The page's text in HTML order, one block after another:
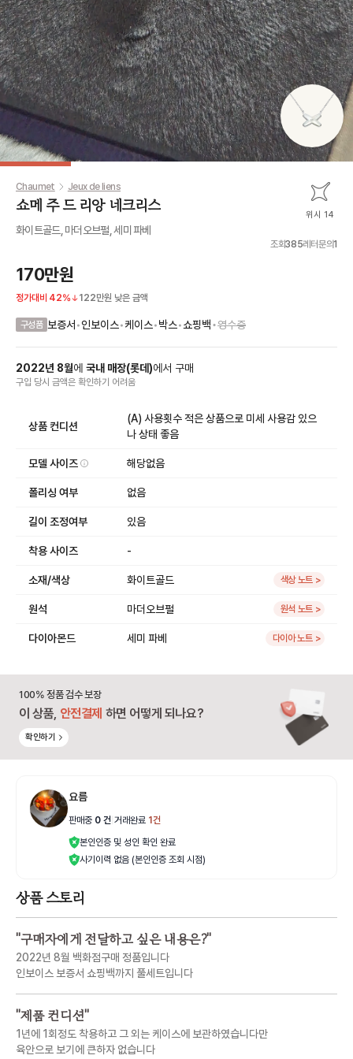
Chaumet Jeux de liens
쇼메 주 드 리앙 네크리스 위시 14
화이트골드, 마더오브펄, 세미 파베
조회385레터문의1
170만원
정가대비 42% 122만원 낮은 금액
구성품 보증서 •인보이스•케이스•박스•쇼핑백•영수증
2022년 8월에 국내 매장(롯데 )에서 구매
구입 당시 금액은 확인하기 어려움
상품 컨디션
(A) 사용횟수 적은 상품으로 미세 사용감 있으
나 상태 좋음
모델 사이즈 해당없음
폴리싱 여부 없음
길이 조정여부 있음
착용 사이즈 -
소재/색상 화이트골드 색상 노트 >
원석 마더오브펄 원석 노트 >
다이아몬드 세미 파베 다이아 노트 >
100% 정품 검수 보장
이 상품, 안전결제 하면 어떻게 되나요?
확인하기
요름
판매중 0 건 거래완료 1 건
본인인증 및 성인 확인 완료
사기이력 없음 (본인인증 조회 시점)
상품 스토리
"구매자에게 전달하고 싶은 내용은?"
2022년 8월 백화점구매 정품입니다
인보이스 보증서 쇼핑백까지 풀세트입니다
"제품 컨디션"
1년에 1회정도 착용하고 그 외는 케이스에 보관하였습니다만
육안으로 보기에 큰하자 없습니다